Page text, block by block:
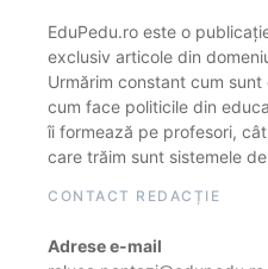
EduPedu.ro este o
exclusiv articole din
Urmărim constant cum
cum face politicile din
îi formează pe profesori,
care trăim sunt sistemele
CONTACT REDACȚIE
Adrese e-mail